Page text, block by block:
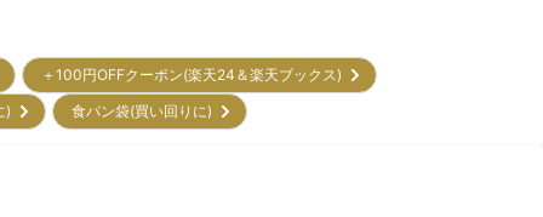
＋100円OFFクーポン(楽天24＆楽天ブックス)
) 食パン袋(買い回りに)